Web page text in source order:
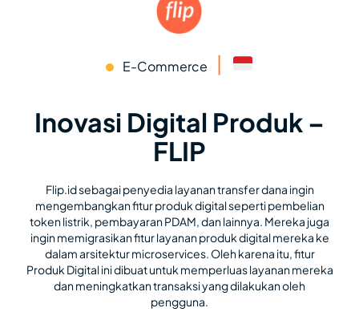
E-Commerce |
Inovasi Digital Produk –
FLIP
Flip.id sebagai penyedia layanan transfer dana ingin
mengembangkan fitur produk digital seperti pembelian
token listrik, pembayaran PDAM, dan lainnya. Mereka juga
ingin memigrasikan fitur layanan produk digital mereka ke
dalam arsitektur microservices. Oleh karena itu, fitur
Produk Digital ini dibuat untuk memperluas layanan mereka
dan meningkatkan transaksi yang dilakukan oleh
pengguna.